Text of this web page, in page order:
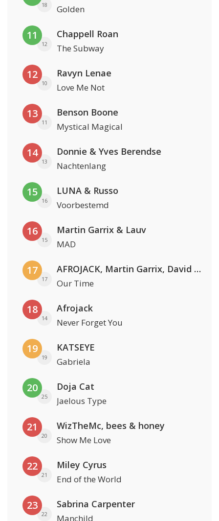
18 Golden
11
12
Chappell Roan
The Subway
12
10
Ravyn Lenae
Love Me Not
13
11
Benson Boone
Mystical Magical
14
13
Donnie & Yves Berendse
Nachtenlang
15
16
LUNA & Russo
Voorbestemd
16
15
Martin Garrix & Lauv
MAD
17
17
AFROJACK, Martin Garrix, David Guetta & Amél
Our Time
18
14
Afrojack
Never Forget You
19
19
KATSEYE
Gabriela
20
25
Doja Cat
Jaelous Type
21
20
WizTheMc, bees & honey
Show Me Love
22
21
Miley Cyrus
End of the World
23
22
Sabrina Carpenter
Manchild